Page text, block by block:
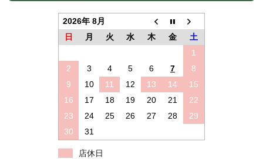
2026年 8月
日
月 火 水 木 金
土
1
2
3 4 5 6 7
8
9
10 11 12 13 14
15
16
17 18 19 20 21
22
23
24 25 26 27 28
29
30
31
店休日